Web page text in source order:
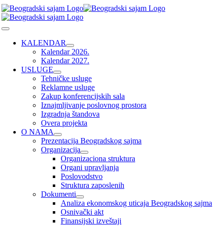
Skip
to
content
Toggle
NavigationKALENDAR
Kalendar 2026.
Kalendar 2027.
USLUGE
Tehničke usluge
Reklamne usluge
Zakup konferencijskih sala
Iznajmljivanje poslovnog prostora
Izgradnja štandova
Overa projekta
O NAMA
Prezentacija Beogradskog sajma
Organizacija
Organizaciona struktura
Organi upravljanja
Poslovodstvo
Struktura zaposlenih
Dokumenti
Analiza ekonomskog uticaja Beogradskog sajma
Osnivački akt
Finansijski izveštaji